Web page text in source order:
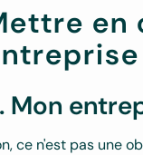
en
Mon
ce n'est pas une